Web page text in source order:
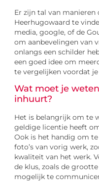
Er zijn tal van manieren
Heerhugowaard te
media, google, of de
om aanbevelingen van
onlangs een schilder
een goed idee om
te vergelijken voordat je
Wat moet je
inhuurt?
Het is belangrijk om te
geldige licentie heeft
Ook is het handig om
foto’s van vorig werk,
kwaliteit van het werk.
de klus, zoals de
mogelijk te